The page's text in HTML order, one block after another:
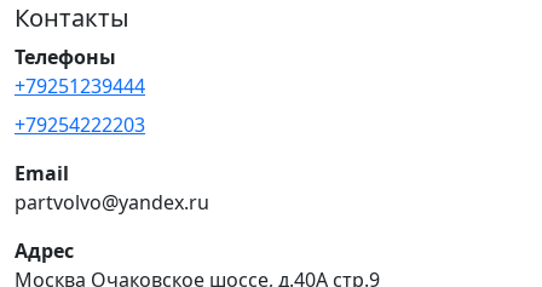
Контакты
Телефоны
+79251239444
+79254222203
Email
partvolvo@yandex.ru
Адрес
Москва Очаковское шоссе, д.40А стр.9